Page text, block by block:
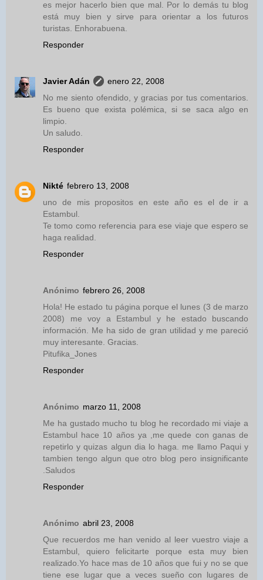
es mejor hacerlo bien que mal. Por lo demás tu blog
está muy bien y sirve para orientar a los futuros
turistas. Enhorabuena.
Responder
Javier Adán
enero 22, 2008
No me siento ofendido, y gracias por tus comentarios.
Es bueno que exista polémica, si se saca algo en
limpio.
Un saludo.
Responder
Nikté febrero 13, 2008
uno de mis propositos en este año es el de ir a
Estambul.
Te tomo como referencia para ese viaje que espero se
haga realidad.
Responder
Anónimo febrero 26, 2008
Hola! He estado tu página porque el lunes (3 de marzo
2008) me voy a Estambul y he estado buscando
información. Me ha sido de gran utilidad y me pareció
muy interesante. Gracias.
Pitufika_Jones
Responder
Anónimo marzo 11, 2008
Me ha gustado mucho tu blog he recordado mi viaje a
Estambul hace 10 años ya ,me quede con ganas de
repetirlo y quizas algun dia lo haga. me llamo Paqui y
tambien tengo algun que otro blog pero insignificante
.Saludos
Responder
Anónimo abril 23, 2008
Que recuerdos me han venido al leer vuestro viaje a
Estambul, quiero felicitarte porque esta muy bien
realizado.Yo hace mas de 10 años que fui y no se que
tiene ese lugar que a veces sueño con lugares de